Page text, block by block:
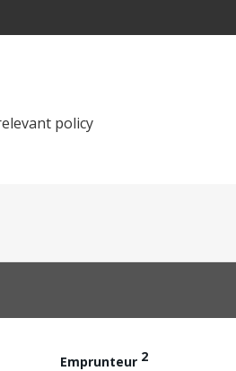
policy
Emprunteur 2